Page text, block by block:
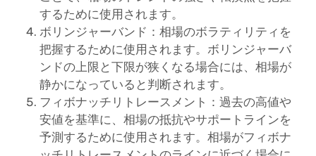
するために使用されます。
ボリンジャーバンド：相場のボラティリティを
把握するために使用されます。ボリンジャーバ
ンドの上限と下限が狭くなる場合には、相場が
静かになっていると判断されます。
フィボナッチリトレースメント：過去の高値や
安値を基準に、相場の抵抗やサポートラインを
予測するために使用されます。相場がフィボナ